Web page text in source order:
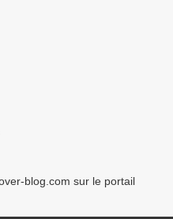
blog.com sur le portail